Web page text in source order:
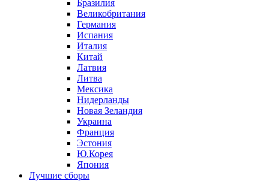
Бразилия
Великобритания
Германия
Испания
Италия
Китай
Латвия
Литва
Мексика
Нидерланды
Новая Зеландия
Украина
Франция
Эстония
Ю.Корея
Япония
Лучшие сборы